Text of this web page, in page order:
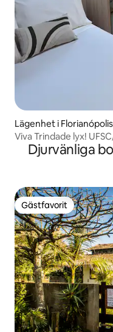
Lägenhet i Florianópolis
Viva Trindade lyx!
Djurvänliga
Gästfavorit
Gästfavorit